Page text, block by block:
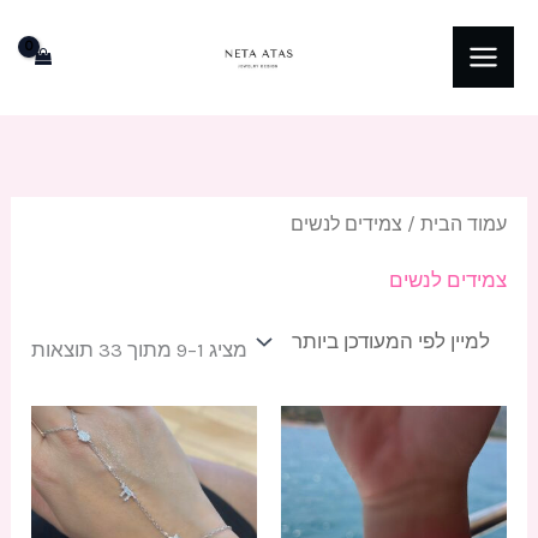
לתוכן
עמוד הבית / צמידים לנשים
צמידים לנשים
מציג 1–9 מתוך 33 תוצאות
זה
יש